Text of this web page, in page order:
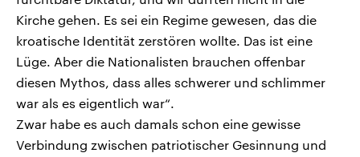
Kirche gehen. Es sei ein Regime gewesen, das die
kroatische Identität zerstören wollte. Das ist eine
Lüge. Aber die Nationalisten brauchen offenbar
diesen Mythos, dass alles schwerer und schlimmer
war als es eigentlich war“.
Zwar habe es auch damals schon eine gewisse
Verbindung zwischen patriotischer Gesinnung und